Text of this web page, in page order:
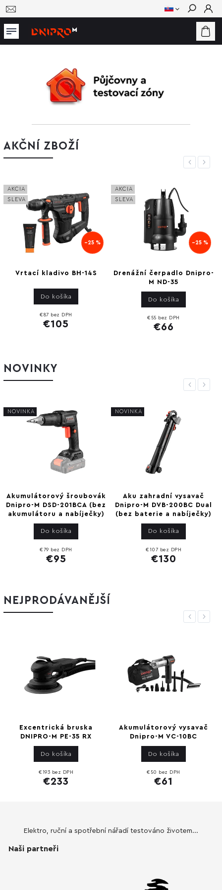
Hľadať
AKČNÍ ZBOŽÍ
Previous
AKCIA
SLEVA
–25 %
Vrtací kladivo BH-14S
€87 bez DPH
€105
Do košíka
AKCIA
SLEVA
–25 %
Drenážní čerpadlo Dnipro-
M ND-35
€55 bez DPH
€66
Do košíka
Next
NOVINKY
Previous
NOVINKA
Akumulátorový šroubovák
Dnipro-M DSD-201BCA (bez
akumulátoru a nabíječky)
€79 bez DPH
€95
Do košíka
NOVINKA
Aku zahradní vysavač
Dnipro-M DVB-200BC Dual
(bez baterie a nabíječky)
€107 bez DPH
€130
Do košíka
Next
NEJPRODÁVANĚJŠÍ
Previous
Excentrická bruska
DNIPRO-M PE-35 RX
€193 bez DPH
€233
Do košíka
Akumulátorový vysavač
Dnipro-M VC-10BC
€50 bez DPH
€61
Do košíka
Next
Elektro, ruční a spotřební nářadí testováno životem...
Naši partneři